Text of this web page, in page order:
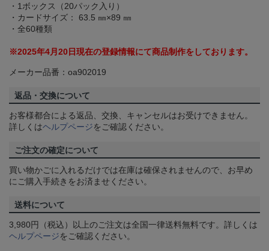
・1ボックス（20パック入り）
・カードサイズ： 63.5 ㎜×89 ㎜
・全60種類
※2025年4月20日現在の登録情報にて商品制作をしております。
メーカー品番：oa902019
返品・交換について
お客様都合による返品、交換、キャンセルはお受けできません。
詳しくはヘルプページをご確認ください。
ご注文の確定について
買い物かごに入れるだけでは在庫は確保されませんので、お早め
にご購入手続きをお済ませください。
送料について
3,980円（税込）以上のご注文は全国一律送料無料です。詳しくは
ヘルプページをご確認ください。